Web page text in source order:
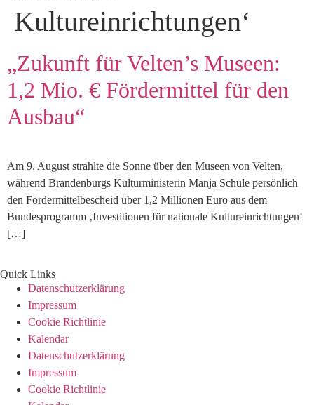
Kultureinrichtungen‘
„Zukunft für Velten’s Museen:
1,2 Mio. € Fördermittel für den
Ausbau“
Am 9. August strahlte die Sonne über den Museen von Velten,
während Brandenburgs Kulturministerin Manja Schüle persönlich
den Fördermittelbescheid über 1,2 Millionen Euro aus dem
Bundesprogramm ‚Investitionen für nationale Kultureinrichtungen‘
[…]
Quick Links
Datenschutzerklärung
Impressum
Cookie Richtlinie
Kalendar
Datenschutzerklärung
Impressum
Cookie Richtlinie